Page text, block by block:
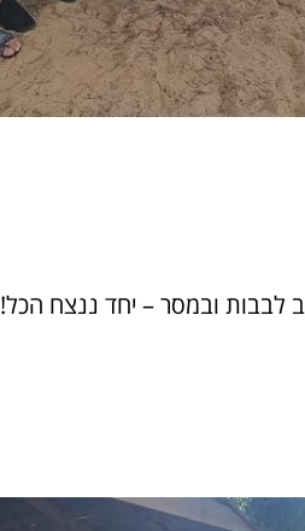
לבבות ובמסר – יחד ננצח הכל!